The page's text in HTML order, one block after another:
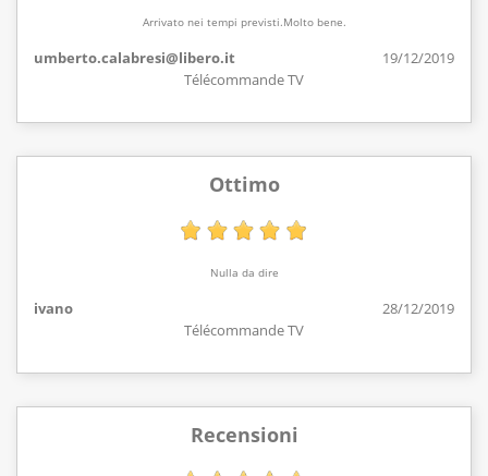
Arrivato nei tempi previsti.Molto bene.
umberto.calabresi@libero.it
19/12/2019
Télécommande TV
Ottimo
Nulla da dire
ivano
28/12/2019
Télécommande TV
Recensioni